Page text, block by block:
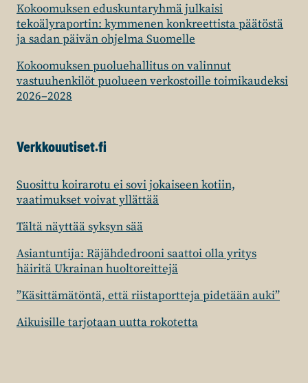
Kokoomuksen eduskuntaryhmä julkaisi
tekoälyraportin: kymmenen konkreettista päätöstä
ja sadan päivän ohjelma Suomelle
Kokoomuksen puoluehallitus on valinnut
vastuuhenkilöt puolueen verkostoille toimikaudeksi
2026–2028
Verkkouutiset.fi
Suosittu koirarotu ei sovi jokaiseen kotiin,
vaatimukset voivat yllättää
Tältä näyttää syksyn sää
Asiantuntija: Räjähdedrooni saattoi olla yritys
häiritä Ukrainan huoltoreittejä
”Käsittämätöntä, että riistaportteja pidetään auki”
Aikuisille tarjotaan uutta rokotetta